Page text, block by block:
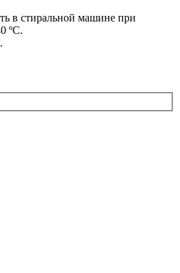
в стиральной машине при
ºC.